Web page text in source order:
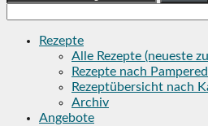
for:
Rezepte
Alle Rezepte (neueste
Rezepte nach
Rezeptübersicht nach
Archiv
Angebote